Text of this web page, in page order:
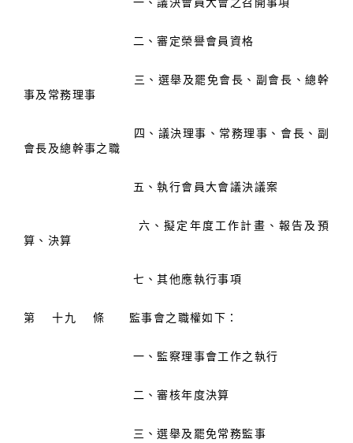
二、審定榮譽會員資格
三、選舉及罷免會長、副會長、總幹
事及常務理事
四、議決理事、常務理事、會長、副
會長及總幹事之職
五、執行會員大會議決議案
六、擬定年度工作計畫、報告及預
算、決算
七、其他應執行事項
第 十九 條 監事會之職權如下：
一、監察理事會工作之執行
二、審核年度決算
三、選舉及罷免常務監事